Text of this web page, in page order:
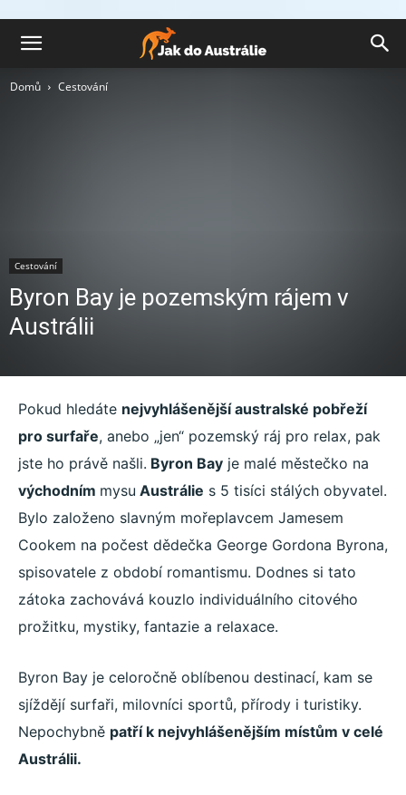
Domů Cestování
Cestování
Byron Bay je pozemským rájem v
Austrálii
Pokud hledáte nejvyhlášenější australské pobřeží
pro surfaře, anebo „jen“ pozemský ráj pro relax, pak
jste ho právě našli. Byron Bay je malé městečko na
východním mysu Austrálie s 5 tisíci stálých obyvatel.
Bylo založeno slavným mořeplavcem Jamesem
Cookem na počest dědečka George Gordona Byrona,
spisovatele z období romantismu. Dodnes si tato
zátoka zachovává kouzlo individuálního citového
prožitku, mystiky, fantazie a relaxace.
Byron Bay je celoročně oblíbenou destinací, kam se
sjíždějí surfaři, milovníci sportů, přírody i turistiky.
Nepochybně patří k nejvyhlášenějším místům v celé
Austrálii.